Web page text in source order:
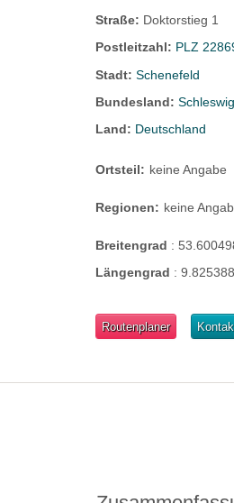
Straße: Doktorstieg 1
Postleitzahl: PLZ
Stadt:Schenefeld
Bundesland:
Land: Deutschland
Ortsteil: keine Angabe
Regionen: keine
Breitengrad :
Längengrad :9.825388
Routenplaner